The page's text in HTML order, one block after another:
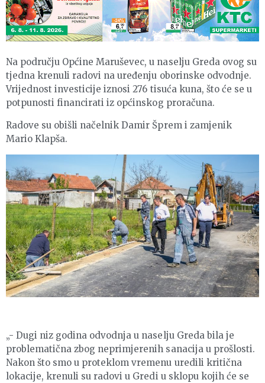
Na području Općine Maruševec, u naselju Greda ovog su
tjedna krenuli radovi na uređenju oborinske odvodnje.
Vrijednost investicije iznosi 276 tisuća kuna, što će se u
potpunosti financirati iz općinskog proračuna.
Radove su obišli načelnik Damir Šprem i zamjenik
Mario Klapša.
„- Dugi niz godina odvodnja u naselju Greda bila je
problematična zbog neprimjerenih sanacija u prošlosti.
Nakon što smo u proteklom vremenu uredili kritična
lokacije, krenuli su radovi u Gredi u sklopu kojih će se